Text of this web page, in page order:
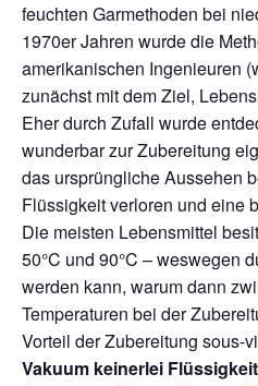
feuchten Garmethoden bei
1970er Jahren wurde die
amerikanischen Ingenieuren
zunächst mit dem Ziel,
Eher durch Zufall wurde
wunderbar zur Zubereitung
das ursprüngliche Aussehen
Flüssigkeit verloren und eine
Die meisten Lebensmittel
50°C und 90°C – weswegen
werden kann, warum dann
Temperaturen bei der
Vorteil der Zubereitung sous-
Vakuum keinerlei